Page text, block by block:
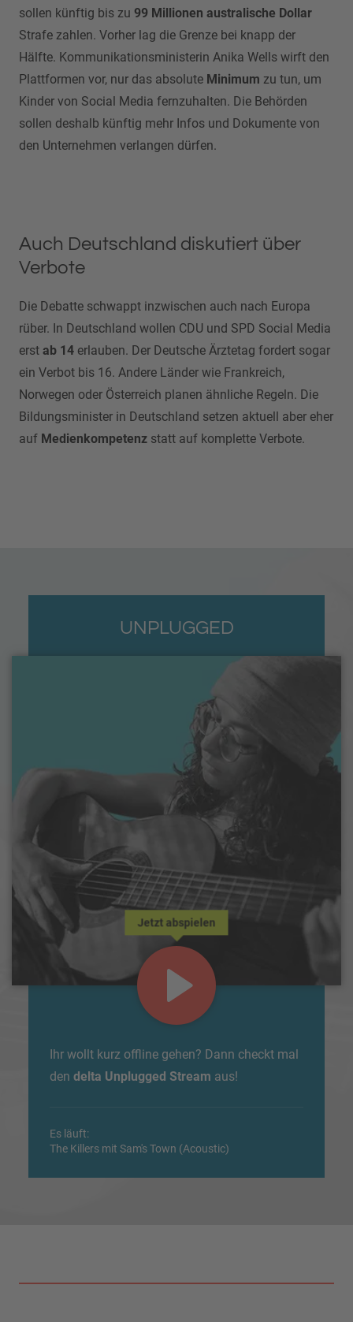
sollen künftig bis zu 99 Millionen australische Dollar
Strafe zahlen. Vorher lag die Grenze bei knapp der
Hälfte. Kommunikationsministerin Anika Wells wirft den
Plattformen vor, nur das absolute Minimum zu tun, um
Kinder von Social Media fernzuhalten. Die Behörden
sollen deshalb künftig mehr Infos und Dokumente von
den Unternehmen verlangen dürfen.
Auch Deutschland diskutiert über
Verbote
Die Debatte schwappt inzwischen auch nach Europa
rüber. In Deutschland wollen CDU und SPD Social Media
erst ab 14 erlauben. Der Deutsche Ärztetag fordert sogar
ein Verbot bis 16. Andere Länder wie Frankreich,
Norwegen oder Österreich planen ähnliche Regeln. Die
Bildungsminister in Deutschland setzen aktuell aber eher
auf Medienkompetenz statt auf komplette Verbote.
UNPLUGGED
Jetzt abspielen
Ihr wollt kurz offline gehen? Dann checkt mal
den delta Unplugged Stream aus!
Es läuft:
The Killers mit Sam's Town (Acoustic)